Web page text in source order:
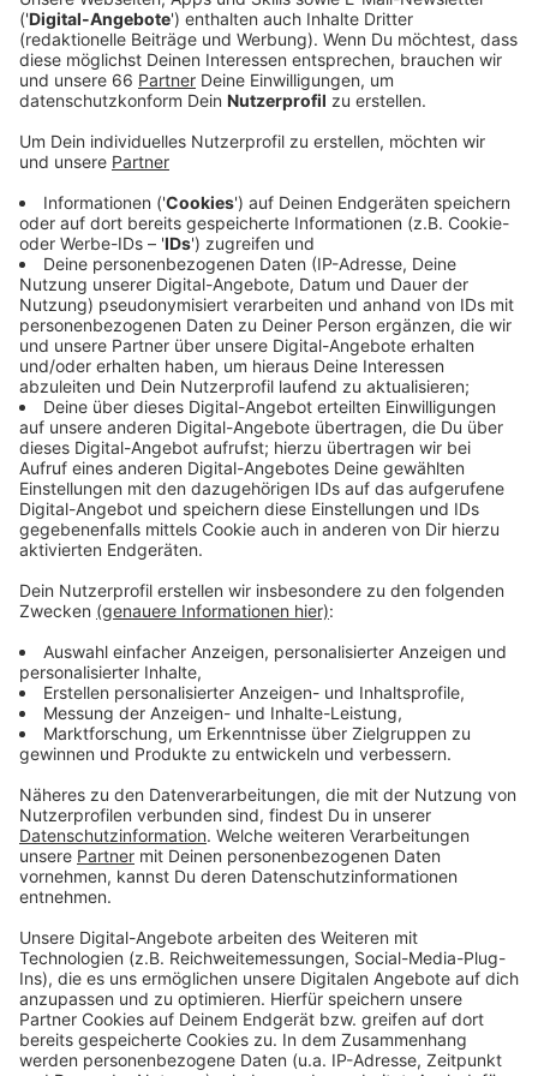
Veröffentlicht:Samstag, 16.09.2023 08:06
Anzeige
Außerdem stellt die Handwerkskammer handwerkliche
Berufe vor. Die Messe-Besucher können sich auch in
verschiedenen Handwerken ausprobieren. Außerdem
gibt es bei der Messe Infos über Freiwilligendienste
und Auslandsaufenthalte. Auch Unternehmen sind
vertreten und informieren über ihre
Ausbildungsbereiche, etwa Vodafone, die Stadt, die
Rheinbahn oder die Bundespolizei. Die Messe beginnt
um 10 Uhr und dauert bis 16 Uhr. Der Eintritt ist
kostenlos.
Anzeige
Weitere Infos und Links zum Thema:
Anzeige
Hier gibt es eine Übersicht über die Aussteller
Kostenlose Gratis-Tickets (limitiert) gibt es hier
Welcher Ausbildungsberuf ist für mich der
Richtige?
Die facebook-Seite von Stuzubi
Weitere Messetermine
Anzeige